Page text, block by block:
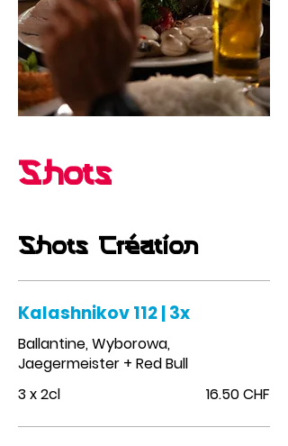
Shots
Shots Création
Kalashnikov 112 | 3x
Ballantine, Wyborowa,
Jaegermeister + Red Bull
3 x 2cl
16.50 CHF